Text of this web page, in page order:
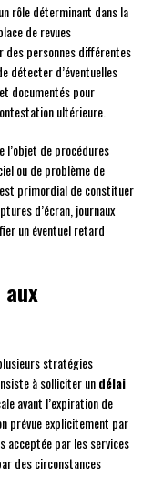
rôle déterminant dans la
de revues
des personnes différentes
détecter d’éventuelles
documentés pour
ultérieure.
l’objet de procédures
ou de problème de
primordial de constituer
d’écran, journaux
un éventuel retard
stratégies
à solliciter undélai
avant l’expiration de
prévue explicitement par
acceptée par les services
des circonstances